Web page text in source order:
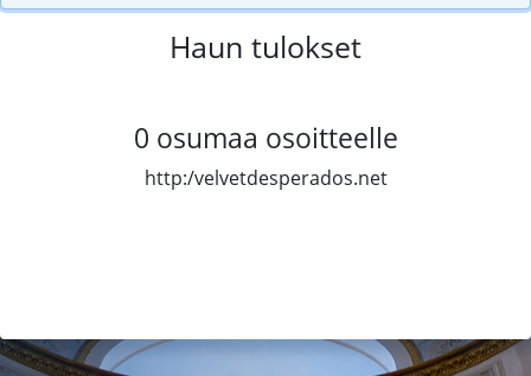
Haun tulokset
0 osumaa osoitteelle
http:/velvetdesperados.net